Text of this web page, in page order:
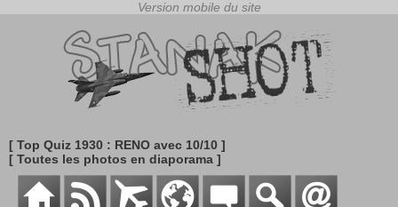
[ Top Quiz 1930 : RENO avec 10/10 ]
[ Toutes les photos en diaporama ]